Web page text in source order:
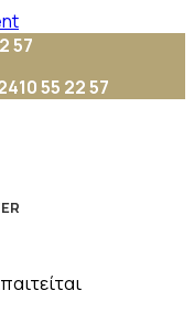
57
55 22 57